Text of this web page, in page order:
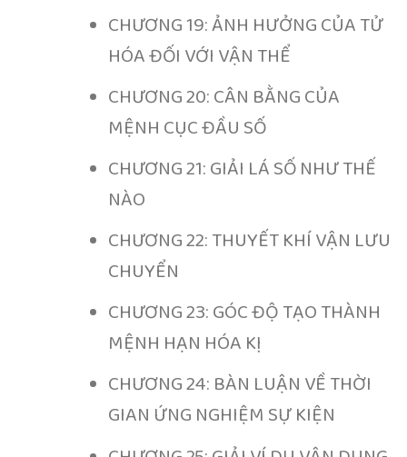
CHƯƠNG 19: ẢNH HƯỞNG CỦA TỬ
HÓA ĐỐI VỚI VẬN THỂ
CHƯƠNG 20: CÂN BẰNG CỦA
MỆNH CỤC ĐẦU SỐ
CHƯƠNG 21: GIẢI LÁ SỐ NHƯ THẾ
NÀO
CHƯƠNG 22: THUYẾT KHÍ VẬN LƯU
CHUYỂN
CHƯƠNG 23: GÓC ĐỘ TẠO THÀNH
MỆNH HẠN HÓA KỊ
CHƯƠNG 24: BÀN LUẬN VỀ THỜI
GIAN ỨNG NGHIỆM SỰ KIỆN